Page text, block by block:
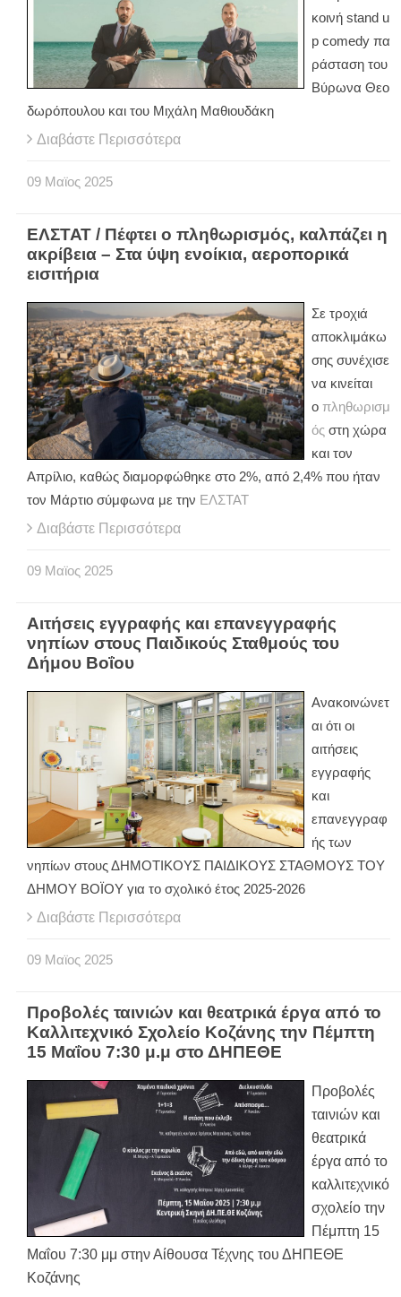
κοινή stand u
p comedy πα
ράσταση του
Βύρωνα Θεο
δωρόπουλου και του Μιχάλη Μαθιουδάκη
Διαβάστε Περισσότερα
09 Μαϊος 2025
ΕΛΣΤΑΤ / Πέφτει ο πληθωρισμός, καλπάζει η
ακρίβεια – Στα ύψη ενοίκια, αεροπορικά
εισιτήρια
Σε τροχιά
αποκλιμάκω
σης συνέχισε
να κινείται
ο πληθωρισμ
ός στη χώρα
και τον
Απρίλιο, καθώς διαμορφώθηκε στο 2%, από 2,4% που ήταν
τον Μάρτιο σύμφωνα με την ΕΛΣΤΑΤ
Διαβάστε Περισσότερα
09 Μαϊος 2025
Αιτήσεις εγγραφής και επανεγγραφής
νηπίων στους Παιδικούς Σταθμούς του
Δήμου Βοΐου
Ανακοινώνετ
αι ότι οι
αιτήσεις
εγγραφής
και
επανεγγραφ
ής των
νηπίων στους ΔΗΜΟΤΙΚΟΥΣ ΠΑΙΔΙΚΟΥΣ ΣΤΑΘΜΟΥΣ ΤΟΥ
ΔΗΜΟΥ ΒΟΪΟΥ για το σχολικό έτος 2025-2026
Διαβάστε Περισσότερα
09 Μαϊος 2025
Προβολές ταινιών και θεατρικά έργα από το
Καλλιτεχνικό Σχολείο Κοζάνης την Πέμπτη
15 Μαΐου 7:30 μ.μ στο ΔΗΠΕΘΕ
Προβολές
ταινιών και
θεατρικά
έργα από το
καλλιτεχνικό
σχολείο την
Πέμπτη 15
Μαΐου 7:30 μμ στην Αίθουσα Τέχνης του ΔΗΠΕΘΕ
Κοζάνης